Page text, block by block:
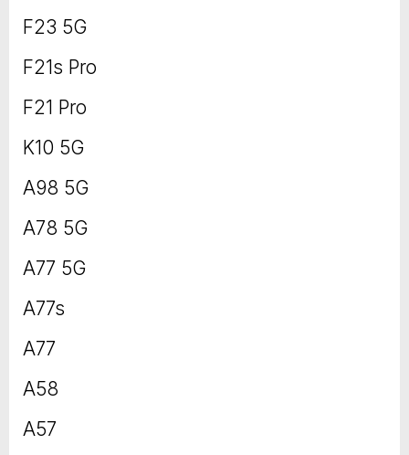
F23 5G
F21s Pro
F21 Pro
K10 5G
A98 5G
A78 5G
A77 5G
A77s
A77
A58
A57